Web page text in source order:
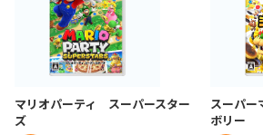
マリオパーティ スーパースター
ズ
スーパ
ボリー